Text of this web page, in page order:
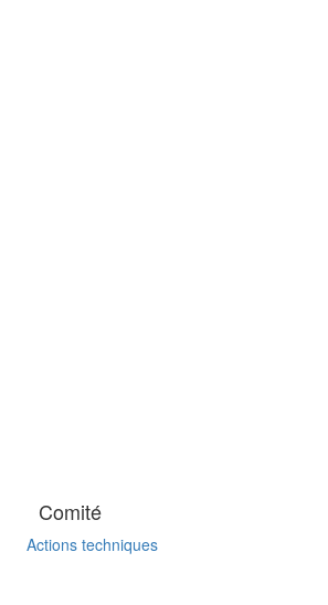
Comité
Actions techniques